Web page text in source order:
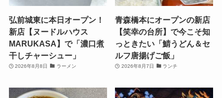
弘前城東に本日オープン！
新店【ヌードルハウス
MARUKASA】で「濃口煮
干しチャーシュー」
2026年8月8日 ラーメン
青森橋本にオープンの新店
【笑幸の台所】で今こそ知
っときたい「鯖うどん＆セ
ルフ唐揚げご飯」
2026年8月7日 ランチ